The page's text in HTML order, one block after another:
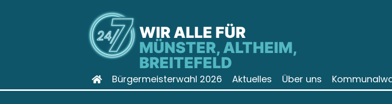
WIR ALLE FÜR
MÜNSTER, ALTHEIM,
BREITEFELD
Bürgermeisterwahl 2026 Aktuelles Über uns